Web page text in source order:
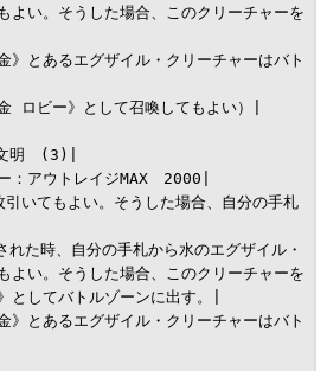
よい。そうした場合、このクリーチャーを
》とあるエグザイル・クリーチャーはバト
ロビー》として召喚してもよい）|
明　(3)|
：アウトレイジMAX　2000|
引いてもよい。そうした場合、自分の手札
た時、自分の手札から水のエグザイル・
よい。そうした場合、このクリーチャーを
としてバトルゾーンに出す。|
》とあるエグザイル・クリーチャーはバト